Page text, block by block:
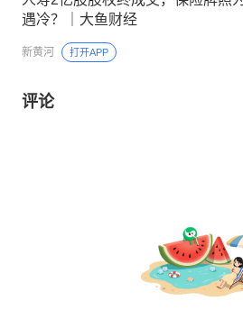
遇冷？｜大鱼财经
新黄河 打开APP
评论